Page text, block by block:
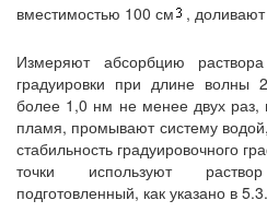
вместимостью 100 см
,
Измеряют абсорбцию
градуировки при длине
более 1,0 нм не менее двух раз,
пламя, промывают систему
стабильность градуировочного
точки используют
подготовленный, как указано в 5.3.